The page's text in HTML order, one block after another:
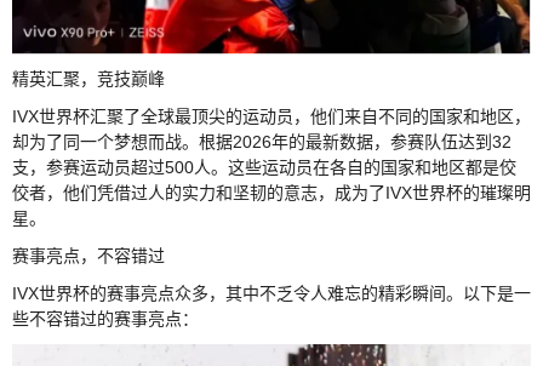
精英汇聚，竞技巅峰
IVX世界杯汇聚了全球最顶尖的运动员，他们来自不同的国家和地区，
却为了同一个梦想而战。根据2026年的最新数据，参赛队伍达到32
支，参赛运动员超过500人。这些运动员在各自的国家和地区都是佼
佼者，他们凭借过人的实力和坚韧的意志，成为了IVX世界杯的璀璨明
星。
赛事亮点，不容错过
IVX世界杯的赛事亮点众多，其中不乏令人难忘的精彩瞬间。以下是一
些不容错过的赛事亮点：